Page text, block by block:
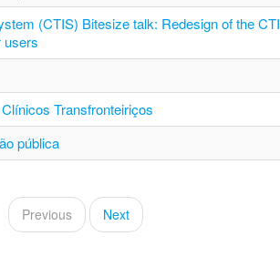
(CTIS) Bitesize talk: Redesign of the
users
Transfronteiriços
pública
Previous Next